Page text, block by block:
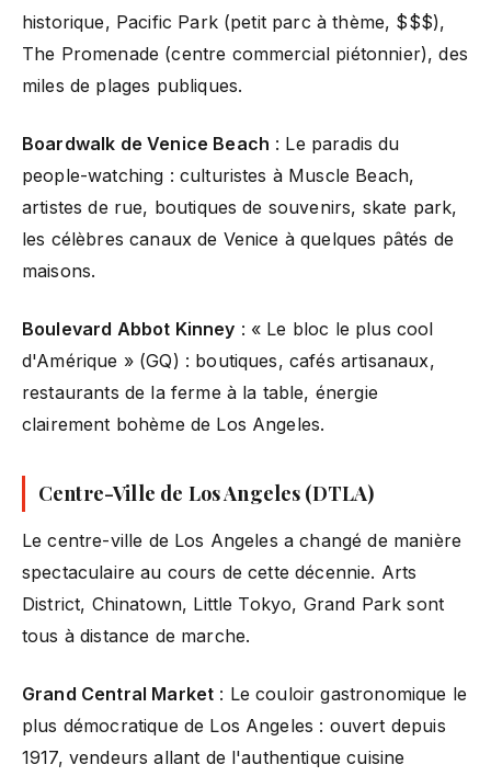
historique, Pacific Park (petit parc à thème, $$$),
The Promenade (centre commercial piétonnier), des
miles de plages publiques.
Boardwalk de Venice Beach : Le paradis du
people-watching : culturistes à Muscle Beach,
artistes de rue, boutiques de souvenirs, skate park,
les célèbres canaux de Venice à quelques pâtés de
maisons.
Boulevard Abbot Kinney : « Le bloc le plus cool
d'Amérique » (GQ) : boutiques, cafés artisanaux,
restaurants de la ferme à la table, énergie
clairement bohème de Los Angeles.
Centre-Ville de Los Angeles (DTLA)
Le centre-ville de Los Angeles a changé de manière
spectaculaire au cours de cette décennie. Arts
District, Chinatown, Little Tokyo, Grand Park sont
tous à distance de marche.
Grand Central Market : Le couloir gastronomique le
plus démocratique de Los Angeles : ouvert depuis
1917, vendeurs allant de l'authentique cuisine